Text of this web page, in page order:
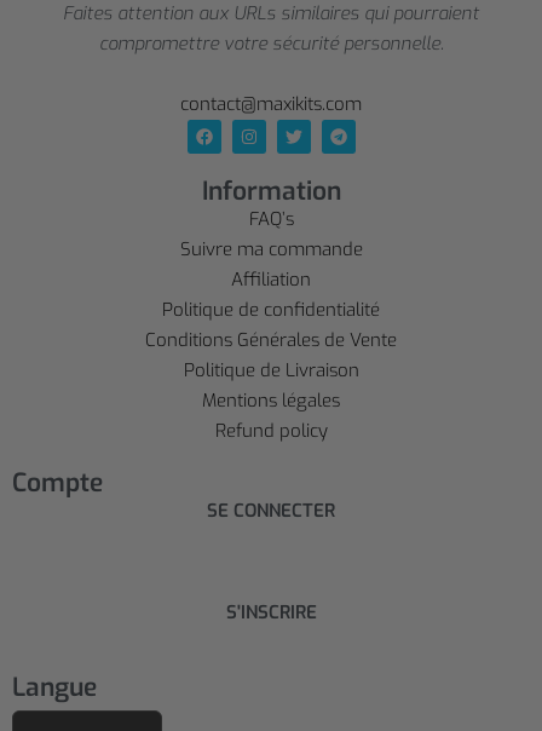
Faites attention aux URLs similaires qui pourraient
compromettre votre sécurité personnelle.
contact@maxikits.com
Information
FAQ’s
Suivre ma commande
Affiliation
Politique de confidentialité
Conditions Générales de Vente
Politique de Livraison
Mentions légales
Refund policy
Compte
SE CONNECTER
S'INSCRIRE
Langue